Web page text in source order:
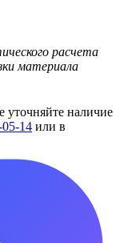
расчета
материала
уточняйте наличие
14 или в